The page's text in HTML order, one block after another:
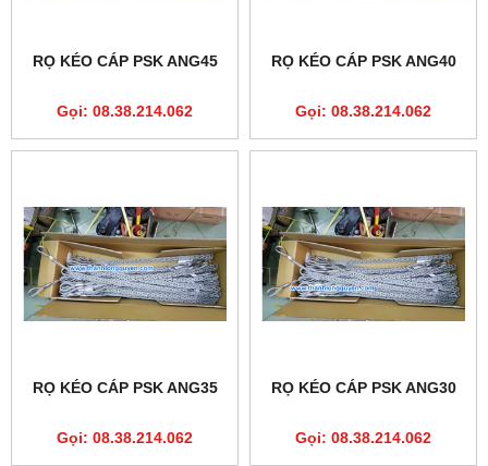
RỌ KÉO CÁP PSK ANG45
Gọi: 08.38.214.062
RỌ KÉO CÁP PSK ANG40
Gọi: 08.38.214.062
RỌ KÉO CÁP PSK ANG35
Gọi: 08.38.214.062
RỌ KÉO CÁP PSK ANG30
Gọi: 08.38.214.062